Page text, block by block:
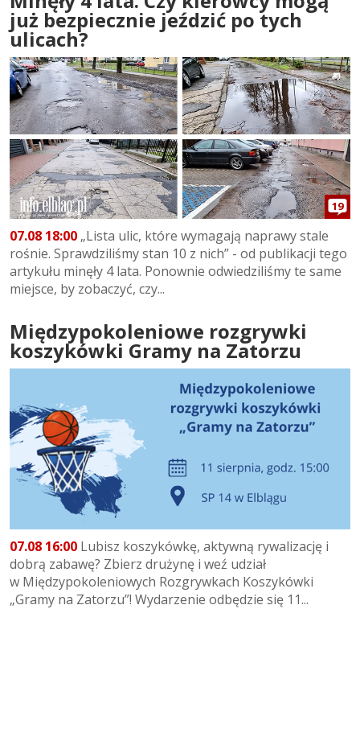
już bezpiecznie jeździć po tych
ulicach?
19
07.08 18:00 „Lista ulic, które wymagają naprawy stale
rośnie. Sprawdziliśmy stan 10 z nich” - od publikacji tego
artykułu minęły 4 lata. Ponownie odwiedziliśmy te same
miejsce, by zobaczyć, czy...
Międzypokoleniowe rozgrywki
koszykówki Gramy na Zatorzu
07.08 16:00 Lubisz koszykówkę, aktywną rywalizację i
dobrą zabawę? Zbierz drużynę i weź udział
w Międzypokoleniowych Rozgrywkach Koszykówki
„Gramy na Zatorzu”! Wydarzenie odbędzie się 11...